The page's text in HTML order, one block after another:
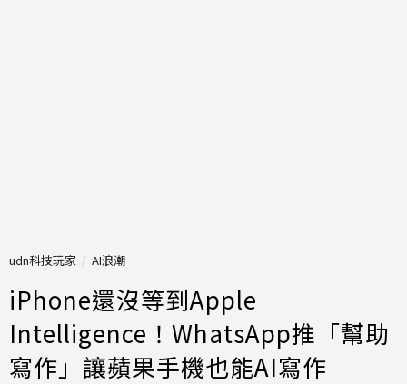
udn科技玩家 AI浪潮
iPhone還沒等到Apple
Intelligence！WhatsApp推「幫助
寫作」讓蘋果手機也能AI寫作